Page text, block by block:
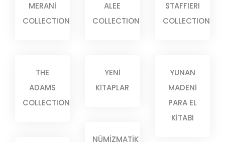
MERANİ
COLLECTION
ALEE
COLLECTION
STAFFIERI
COLLECTION
THE
ADAMS
COLLECTION
YENİ
KİTAPLAR
YUNAN
MADENİ
PARA EL
KİTABI
NÜMİZMATİK